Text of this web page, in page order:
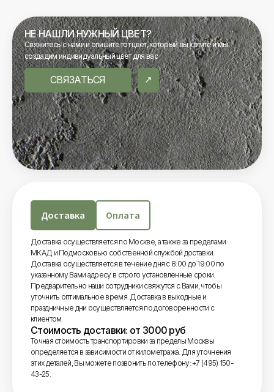
НЕ НАШЛИ НУЖНЫЙ ЦВЕТ?
Свяжитесь с нами и опишите тот цвет, который вы хотите и мы
создадим индивидуальный цвет для вас
СВЯЗАТЬСЯ
Доставка Оплата
Доставка осуществляется по Москве, а также за пределами
МКАД и Подмосковью собственной службой доставки.
Доставка осуществляется в течение дня с 8:00 до 19:00 по
указанному Вами адресу в строго установленные сроки.
Предварительно наши сотрудники свяжутся с Вами, чтобы
уточнить оптимальное время. Доставка в выходные и
праздничные дни осуществляется по договоренности с
клиентом.
Стоимость доставки: от 3000 руб
Точная стоимость транспортировки за пределы Москвы
определяется в зависимости от километража. Для уточнения
этих деталей, Вы можете позвонить по телефону: +7 (495) 150-
43-25.